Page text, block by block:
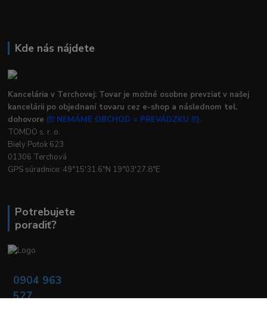
Kde nás nájdete
Kancelária v Terchovej: Tovar je možné osobne prevziať v našej
kancelárii po objednaní tovaru cez e-shop a následnom tel.
dohovore (!!! NEMÁME OBCHOD = PREVÁDZKU !!!).
TOMDO s. r. o.
Biely Potok 623
01306 Terchová
GPS súradnice: 49°15'31.6"N 19°03'27.8"E
Potrebujete
poradiť?
0904 963
527